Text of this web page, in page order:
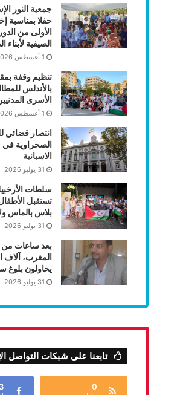
جمعية النور
حفلا بمناسبة
الأولى من
الصيفية لأبناء
1 أغسطس 2026
تنظيم وقفة
بالأندلس
الأسرى
1 أغسطس 2026
انتصار قضائي
الصحراوية في
الاسبانية
31 يوليو 2026
سلطات
تستقبل
بلاس بالماس
31 يوليو 2026
بعد ساعات
المغرب، آلاف
يحاولون بلوغ
31 يوليو 2026
تابعنا على شبكات التواصل
0